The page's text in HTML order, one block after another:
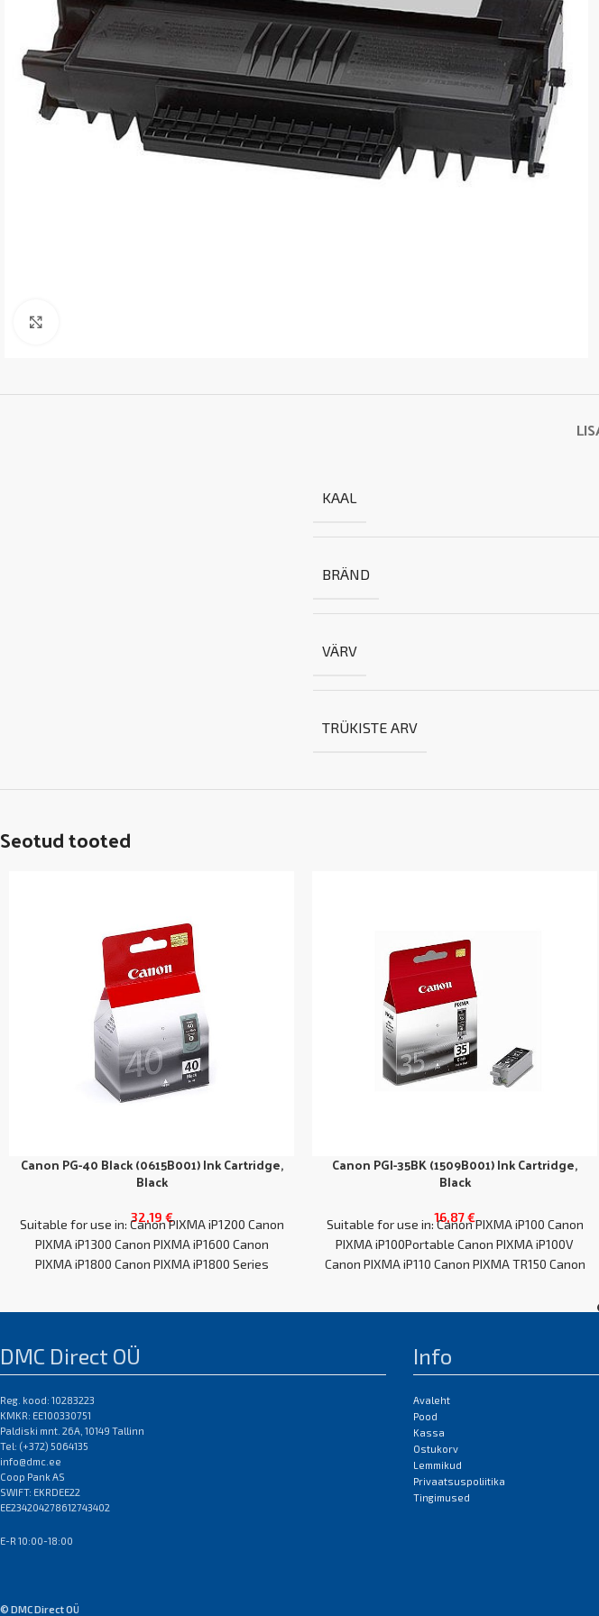
KAAL
BRÄND
VÄRV
TRÜKISTE ARV
Seotud tooted
Canon PG-40 Black (0615B001) Ink Cartridge,
Black
32,19 €
Suitable for use in: Canon PIXMA iP1200 Canon
PIXMA iP1300 Canon PIXMA iP1600 Canon
PIXMA iP1800 Canon PIXMA iP1800 Series
Canon PGI-35BK (1509B001) Ink Cartridge,
Black
16,87€
Suitable for use in: Canon PIXMA iP100 Canon
PIXMA iP100Portable Canon PIXMA iP100V
Canon PIXMA iP110 Canon PIXMA TR150 Canon
DMC Direct OÜ
Reg. kood: 10283223
KMKR: EE100330751
Paldiski mnt. 26A, 10149 Tallinn
Tel: (+372) 5064135
info@dmc.ee
Coop Pank AS
SWIFT: EKRDEE22
EE234204278612743402
E-R 10:00-18:00
Info
Avaleht
Pood
Kassa
Ostukorv
Lemmikud
Privaatsuspoliitika
Tingimused
© DMC Direct OÜ